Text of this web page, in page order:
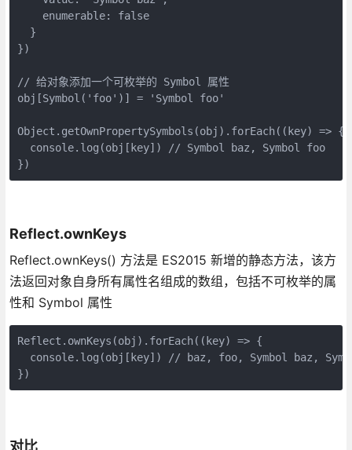
    enumerable: false
  }
})
// 给对象添加一个可枚举的 Symbol 属性
obj[Symbol('foo')] = 'Symbol foo'
Object.getOwnPropertySymbols(obj).forEach((key) => {
  console.log(obj[key]) // Symbol baz, Symbol foo
})
Reflect.ownKeys
Reflect.ownKeys() 方法是 ES2015 新增的静态方法，该方
法返回对象自身所有属性名组成的数组，包括不可枚举的属
性和 Symbol 属性
Reflect.ownKeys(obj).forEach((key) => {
console.log(obj[key]) // baz, foo, Symbol baz,
})
对比